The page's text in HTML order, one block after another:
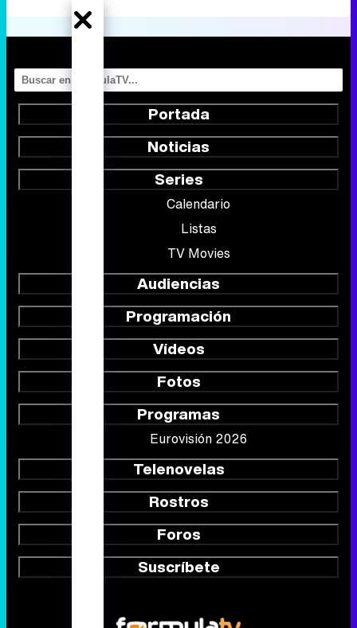
Portada
Noticias
Series
Calendario
Listas
TV Movies
Audiencias
Programación
Vídeos
Fotos
Programas
Eurovisión 2026
Telenovelas
Rostros
Foros
Suscríbete